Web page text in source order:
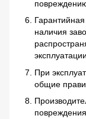
наличия
При
общие